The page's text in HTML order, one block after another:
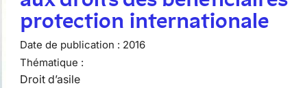
protection internationale
Date de publication : 2016
Thématique :
Droit d’asile